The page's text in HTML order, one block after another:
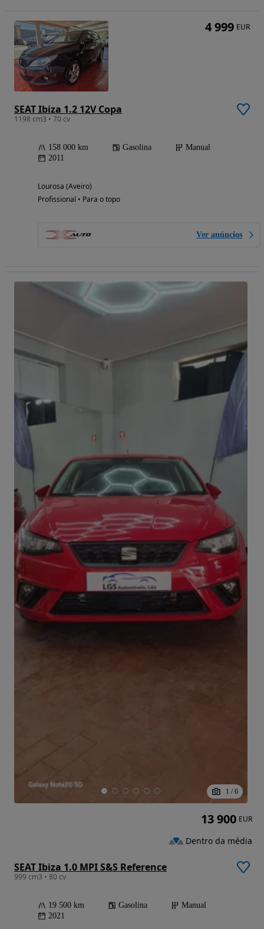
SEAT Ibiza 1.2 12V Copa
1198 cm3 • 70 cv
158 000 km Gasolina
Manual
2011
Lourosa (Aveiro)
Profissional • Para o topo
Ver anúncios
4 999 EUR
1 / 6
SEAT Ibiza 1.0 MPI S&S Reference
999 cm3 • 80 cv
19 500 km Gasolina
Manual
2021
13 900 EUR
Dentro da média